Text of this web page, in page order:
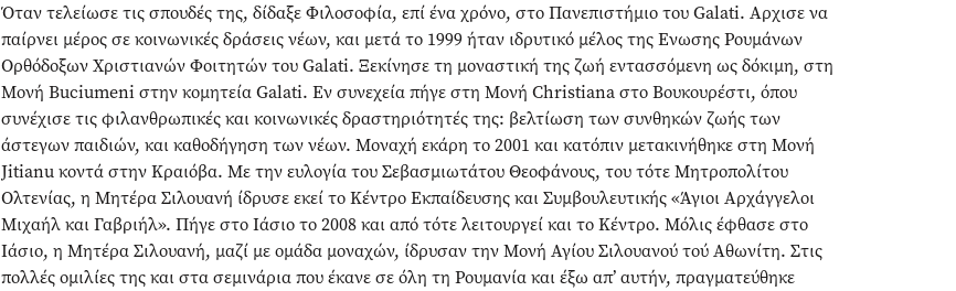
Όταν τελείωσε τις σπουδές της, δίδαξε Φιλοσοφία, επί ένα χρόνο, στο Πανεπιστήμιο του Galati. Αρχισε να
παίρνει μέρος σε κοινωνικές δράσεις νέων, και μετά το 1999 ήταν ιδρυτικό μέλος της Ενωσης Ρουμάνων
Ορθόδοξων Χριστιανών Φοιτητών του Galati. Ξεκίνησε τη μοναστική της ζωή εντασσόμενη ως δόκιμη, στη
Μονή Buciumeni στην κομητεία Galati. Εν συνεχεία πήγε στη Μονή Christiana στο Βουκουρέστι, όπου
συνέχισε τις φιλανθρωπικές και κοινωνικές δραστηριότητές της: βελτίωση των συνθηκών ζωής των
άστεγων παιδιών, και καθοδήγηση των νέων. Mοναχή εκάρη το 2001 και κατόπιν μετακινήθηκε στη Μονή
Jitianu κοντά στην Κραιόβα. Με την ευλογία του Σεβασμιωτάτου Θεοφάνους, του τότε Μητροπολίτου
Ολτενίας, η Μητέρα Σι­λουανή ίδρυσε εκεί το Κέντρο Εκπαίδευσης και Συμβουλευτικής «Άγιοι Αρχάγγελοι
Μιχαήλ και Γαβριήλ». Πήγε στο Ιάσιο το 2008 και από τότε λειτουργεί και το Κέντρο. Μόλις έφθασε στο
Ιάσιο, η Μητέρα Σιλουανή, μαζί με ομάδα μοναχών, ίδρυσαν την Μονή Αγίου Σιλουανού τού Αθωνίτη. Στις
πολλές ομιλίες της και στα σεμινάρια που έκανε σε όλη τη Ρουμανία και έξω απ’ αυτήν, πραγματεύθηκε